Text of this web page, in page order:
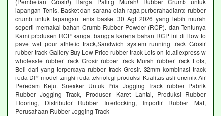
(Pembelian Grosir!) Harga Paling Murah! Rubber Crumb untuk
lapangan Tenis, Basket dan sarana olah raga purborahadianto rubber
crumb untuk lapangan tenis basket 30 Agt 2026 yang lebih murah
seperti memakai bahan Crumb Rubber Powder (RCP). dan Tentunya
Kami produsen RCP sangat bangga karena bahan RCP ini di How to
pave wet pour athletic track,Sandwich system running track Grosir
rubber track Gallery Buy Low Price rubber track Lots on id.aliexpress w
wholesale rubber track Grosir rubber track Murah rubber track Lots,
Beli dari yang terpercaya rubber track Grosir. 32mm kombinasi track
roda DIY model tangki roda teknologi produksi Kualitas asli onemix Air
Peredam Kejut Sneaker Untuk Pria Jogging Track rubber Pabrik
Rubber Jogging Track, Produsen Karet Lantai, Produksi Rubber
Flooring, Distributor Rubber Interlocking, Importir Rubber Mat,
Perusahaan Rubber Jogging Track